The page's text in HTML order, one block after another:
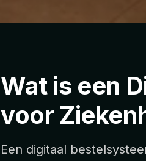
Wat is een
voor
Een digitaal